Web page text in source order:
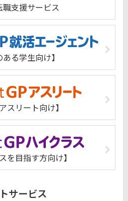
職支援サービス
ある学生向け】
スリート向け】
を目指す方向け】
サービス